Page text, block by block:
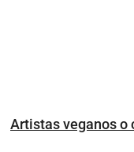
Artistas veganos o